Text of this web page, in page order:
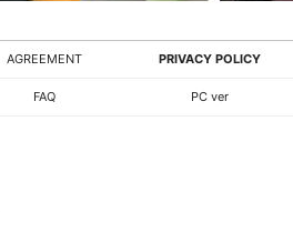
AGREEMENT PRIVACY POLICY
FAQ PC ver